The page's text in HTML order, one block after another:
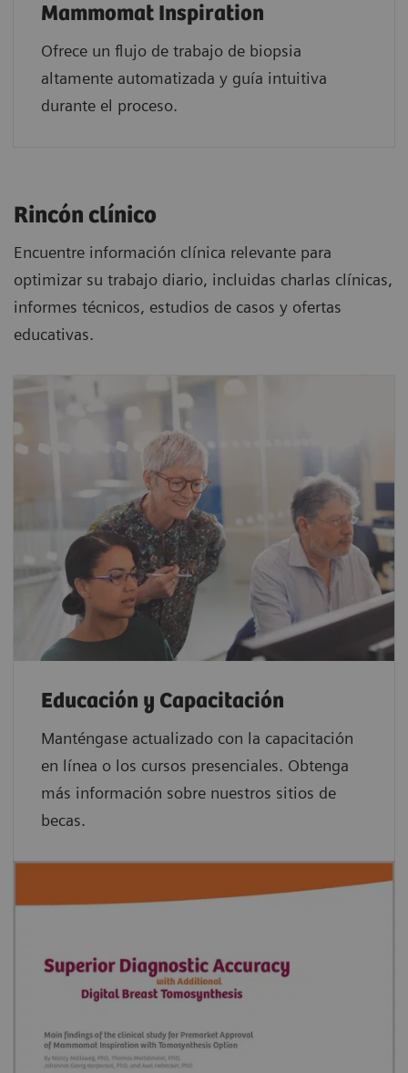
Mammomat Inspiration
Ofrece un flujo de trabajo de biopsia
altamente automatizada y guía intuitiva
durante el proceso.
Rincón clínico
Encuentre información clínica relevante para
optimizar su trabajo diario, incluidas charlas clínicas,
informes técnicos, estudios de casos y ofertas
educativas.
Educación y Capacitación
Manténgase actualizado con la capacitación
en línea o los cursos presenciales. Obtenga
más información sobre nuestros sitios de
becas.